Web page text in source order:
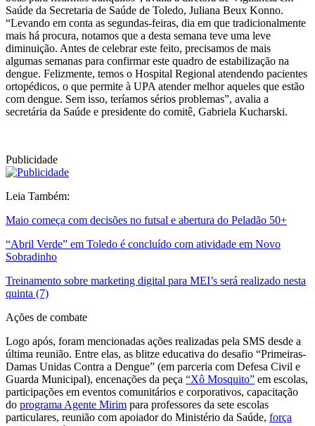
Saúde da Secretaria de Saúde de Toledo, Juliana Beux Konno.
“Levando em conta as segundas-feiras, dia em que tradicionalmente
mais há procura, notamos que a desta semana teve uma leve
diminuição. Antes de celebrar este feito, precisamos de mais
algumas semanas para confirmar este quadro de estabilização na
dengue. Felizmente, temos o Hospital Regional atendendo pacientes
ortopédicos, o que permite à UPA atender melhor aqueles que estão
com dengue. Sem isso, teríamos sérios problemas”, avalia a
secretária da Saúde e presidente do comitê, Gabriela Kucharski.
Publicidade
Leia Também:
Maio começa com decisões no futsal e abertura do Peladão 50+
“Abril Verde” em Toledo é concluído com atividade em Novo
Sobradinho
Treinamento sobre marketing digital para MEI’s será realizado nesta
quinta (7)
Ações de combate
Logo após, foram mencionadas ações realizadas pela SMS desde a
última reunião. Entre elas, as blitze educativa do desafio “Primeiras-
Damas Unidas Contra a Dengue” (em parceria com Defesa Civil e
Guarda Municipal), encenações da peça “Xô Mosquito” em escolas,
participações em eventos comunitários e corporativos, capacitação
do programa Agente Mirim para professores da sete escolas
particulares, reunião com apoiador do Ministério da Saúde, força